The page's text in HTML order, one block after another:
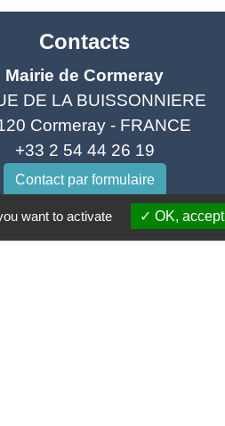
Contacts
Mairie de Cormeray
DE LA BUISSONNIERE
Cormeray - FRANCE
+33 2 54 44 26 19
Contact par formulaire
de la Mairie au Public :
want to activate OK, accept